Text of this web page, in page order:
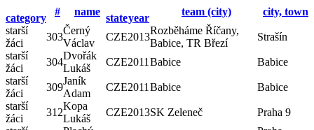
category
# name
stateyear
team (city)
city, town
starší
žáci
303
Černý
Václav
CZE2013
Rozběháme Říčany,
Babice, TR Březí
Strašín
starší
žáci
304
Dvořák
Lukáš
CZE2011 Babice
Babice
starší
žáci
309
Janík
Adam
CZE2011 Babice
Babice
starší
žáci
312
Kopa
Lukáš
CZE2013SK Zeleneč
Praha 9